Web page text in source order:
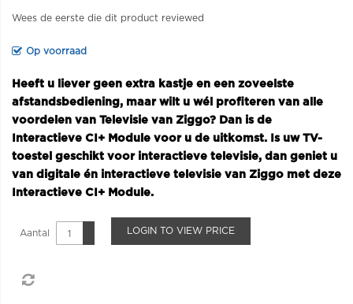
Wees de eerste die dit product reviewed
Op voorraad
Heeft u liever geen extra kastje en een zoveelste
afstandsbediening, maar wilt u wél profiteren van alle
voordelen van Televisie van Ziggo? Dan is de
Interactieve CI+ Module voor u de uitkomst. Is uw TV-
toestel geschikt voor interactieve televisie, dan geniet u
van digitale én interactieve televisie van Ziggo met deze
Interactieve CI+ Module.
Aantal LOGIN TO VIEW PRICE